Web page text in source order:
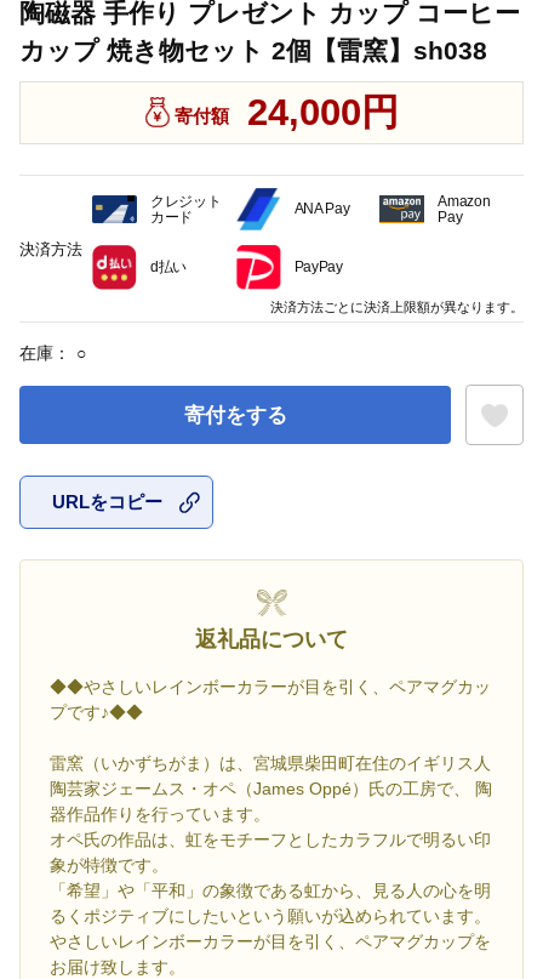
陶磁器 手作り プレゼント カップ コーヒー
カップ 焼き物セット 2個【雷窯】sh038
寄付額 24,000円
在庫： ○
寄付をする
URLをコピー
返礼品について
◆◆やさしいレインボーカラーが目を引く、ペアマグカッ
プです♪◆◆
雷窯（いかずちがま）は、宮城県柴田町在住のイギリス人
陶芸家ジェームス・オペ（James Oppé）氏の工房で、 陶
器作品作りを行っています。
オペ氏の作品は、虹をモチーフとしたカラフルで明るい印
象が特徴です。
「希望」や「平和」の象徴である虹から、見る人の心を明
るくポジティブにしたいという願いが込められています。
やさしいレインボーカラーが目を引く、ペアマグカップを
お届け致します。
決済方法
クレジット
カード
ANA Pay
Amazon
Pay
d払い PayPay
決済方法ごとに決済上限額が異なります。